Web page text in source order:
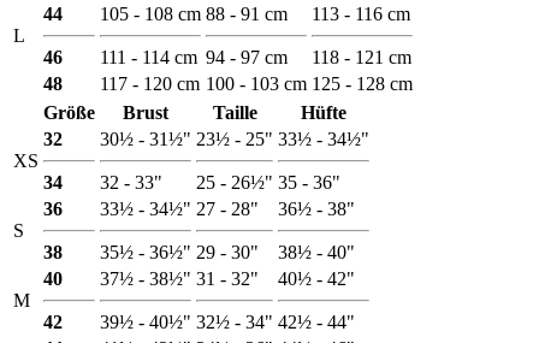
L
44
46
105 - 108 cm
111 - 114 cm
88 - 91 cm
94 - 97 cm
113 - 116 cm
118 - 121 cm
48
117 - 120 cm 100 - 103 cm 125 - 128 cm
Größe
Brust Taille Hüfte
XS
32
34
30½ - 31½"
32 - 33"
23½ - 25"
25 - 26½"
33½ - 34½"
35 - 36"
S
36
38
33½ - 34½"
35½ - 36½"
27 - 28"
29 - 30"
36½ - 38"
38½ - 40"
M
40
42
37½ - 38½"
39½ - 40½"
31 - 32"
32½ - 34"
40½ - 42"
42½ - 44"